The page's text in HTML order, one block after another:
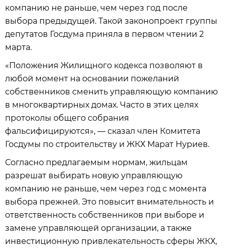
компанию не раньше, чем через год после
выбора предыдущей. Такой законопроект группы
депутатов Госдума приняла в первом чтении 2
марта.
«Положения Жилищного кодекса позволяют в
любой момент на основании пожеланий
собственников сменить управляющую компанию
в многоквартирных домах. Часто в этих целях
протоколы общего собрания
фальсифицируются», — сказал член Комитета
Госдумы по строительству и ЖКХ Марат Нуриев.
Согласно предлагаемым нормам, жильцам
разрешат выбирать новую управляющую
компанию не раньше, чем через год с момента
выбора прежней. Это повысит внимательность и
ответственность собственников при выборе и
замене управляющей организации, а также
инвестиционную привлекательность сферы ЖКХ,